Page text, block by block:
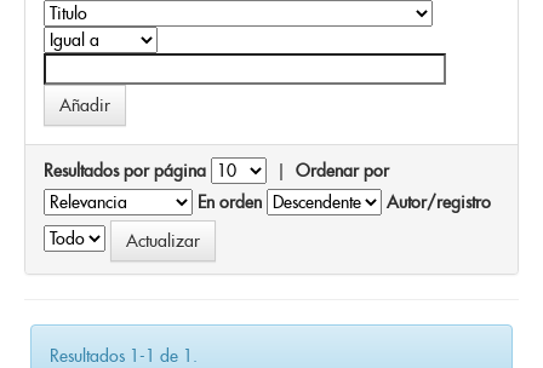
Resultados por página | Ordenar por
En orden
Autor/registro
Resultados 1-1 de 1.